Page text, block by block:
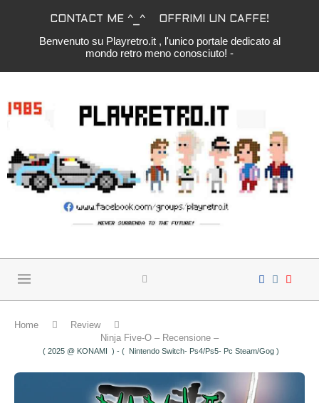
CONTACT ME ^_^ OFFRIMI UN CAFFE!
Benvenuto su Playretro.it , l'unico portale dedicato al
mondo retro meno conosciuto! -
Home
Review
Ninja Five-O – Recensione –
( 2025 @ KONAMI ) - ( Nintendo Switch- Ps4/Ps5- Pc Steam/Gog )